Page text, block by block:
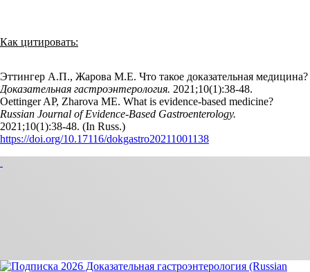
Как цитировать:
Эттингер А.П., Жарова М.Е. Что такое доказательная медицина?
Доказательная гастроэнтерология. 2021;10(1):38‑48.
Oettinger AP, Zharova ME. What is evidence-based medicine?
Russian Journal of Evidence-Based Gastroenterology.
2021;10(1):38‑48. (In Russ.)
https://doi.org/10.17116/dokgastro20211001138